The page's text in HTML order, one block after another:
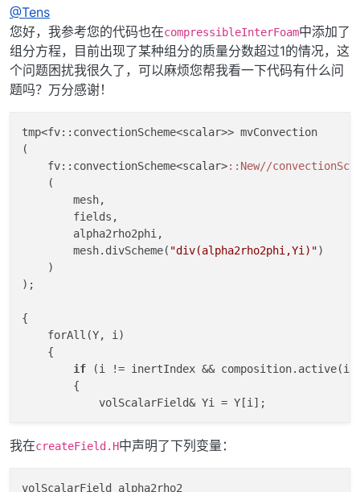
   alpha2*rho2
);
surfaceScalarField alphaRho2Phi
(
IOobject
"alphaRho2Phi",
       runTime.
       mesh,
IOobject
interpolate(alpha2*rho2)*phi
@Tens
您好，我参考您的代码也在compressibleInterFoam中添加了
组分方程，目前出现了某种组分的质量分数超过1的情况，这
个问题困扰我很久了，可以麻烦您帮我看一下代码有什么问
题吗？万分感谢！
tmp<fv::convectionScheme<scalar>> mvConvection
(
    fv::convectionScheme<scalar>
: :New//
    (
        mesh,
        fields,
        alpha2rho2phi,
        mesh.divScheme(
"div(alpha2rho2phi,Yi)")
    )
);
{
    forAll(Y, i)
    {
if (i != inertIndex &&
        {
            volScalarField& Yi = Y[i];
            fvScalarMatrix YEqn
            (
+ mvConvection->fvmDiv(alpha2rho2phi,
我在createField.H中声明了下列变量：
volScalarField alpha2rho2